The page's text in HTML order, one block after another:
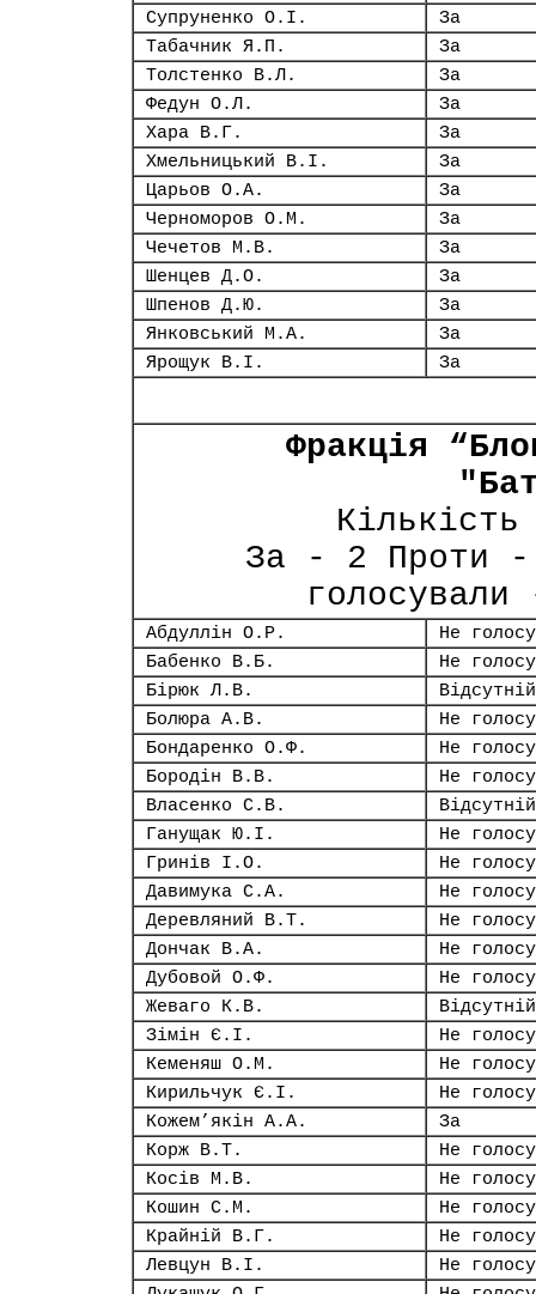
Супруненко О.І.
За
Табачник Я.П.
За
Толстенко В.Л.
За
Федун О.Л.
За
Хара В.Г.
За
Хмельницький В.І.
За
Царьов О.А.
За
Черноморов О.М.
За
Чечетов М.В.
За
Шенцев Д.О.
За
Шпенов Д.Ю.
За
Янковський М.А.
За
Ярощук В.І.
За
Фракція
За - 2 Проти -
Абдуллін О.Р.
Не
Бабенко В.Б.
Не
Бірюк Л.В.
Відсутній
Болюра А.В.
Не
Бондаренко О.Ф.
Не
Бородін В.В.
Не
Власенко С.В.
Відсутній
Ганущак Ю.І.
Не
Гринів І.О.
Не
Давимука С.А.
Не
Деревляний В.Т.
Не
Дончак В.А.
Не
Дубовой О.Ф.
Не
Жеваго К.В.
Відсутній
Зімін Є.І.
Не
Кеменяш О.М.
Не
Кирильчук Є.І.
Не
Кожем’якін А.А.
За
Корж В.Т.
Не
Косів М.В.
Не
Кошин С.М.
Не
Крайній В.Г.
Не
Левцун В.І.
Не